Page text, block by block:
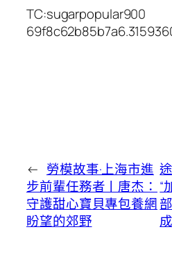
TC:sugarpopular900
← 勞模故事·上海市進
步前輩任務者丨唐杰：
守護甜心寶貝專包養網
盼望的郊野
“